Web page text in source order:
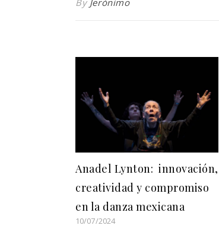
By Jerónimo
Anadel Lynton: innovación,
creatividad y compromiso
en la danza mexicana
10/07/2024